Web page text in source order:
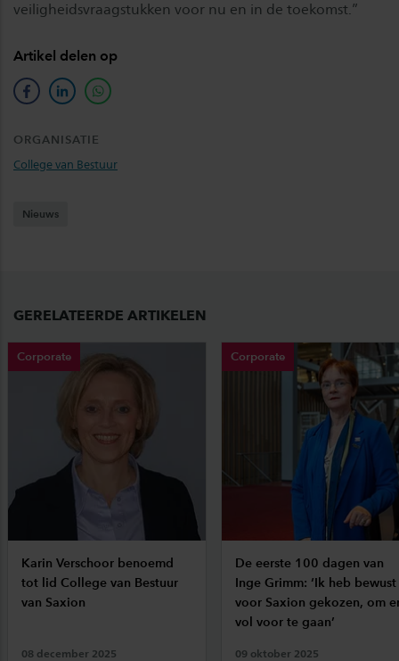
veiligheidsvraagstukken voor nu en in de toekomst.”
Artikel delen op
facebooklinkedinwhatsapp
ORGANISATIE
College van Bestuur
Nieuws
GERELATEERDE ARTIKELEN
Corporate
Karin Verschoor benoemd
tot lid College van Bestuur
van Saxion
08 december 2025
Corporate
De eerste 100 dagen van
Inge Grimm: ‘Ik heb bewust
voor Saxion gekozen, om
vol voor te gaan’
09 oktober 2025